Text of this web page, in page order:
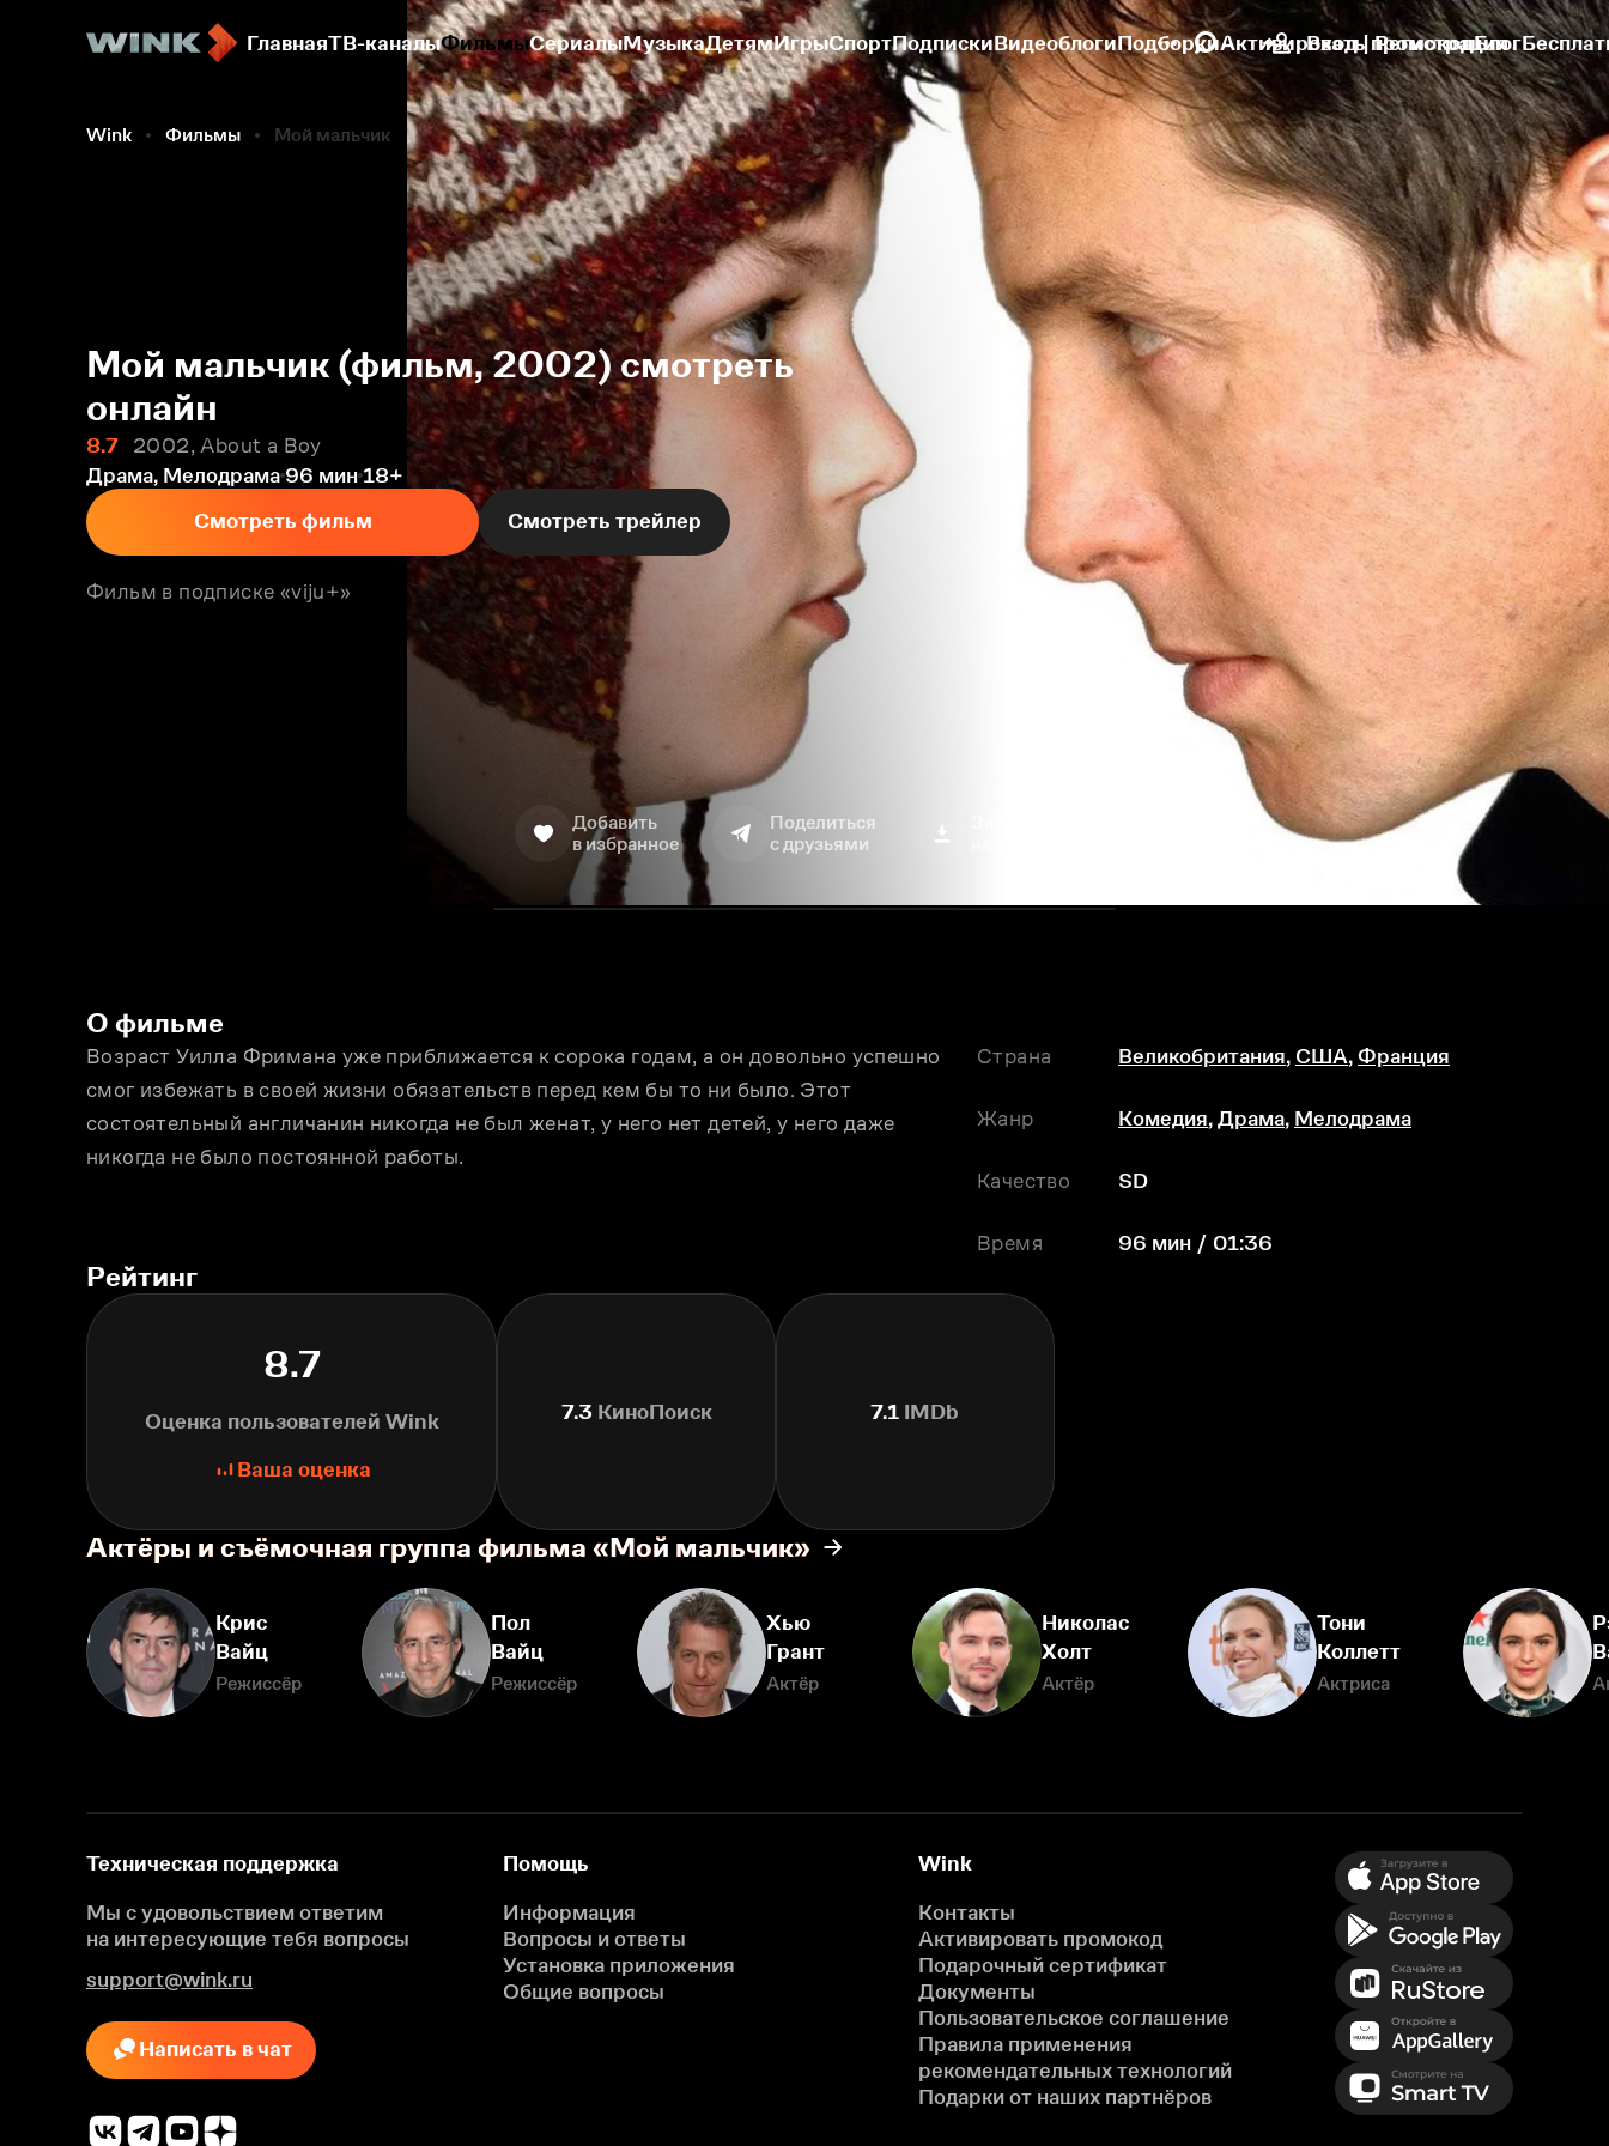
ГлавнаяТВ-каналыФильмыСериалыМузыкаДетямИгрыСпортПодпискиВидеоблогиПодборкиАктивировать промокодБлог
Вход | Регистрация
Wink Фильмы Мой мальчик
Мой мальчик (фильм, 2002) смотреть
онлайн
8.7
2002, About a Boy
Драма, Мелодрама 96 мин 18+
Смотреть фильм
Смотреть трейлер
Фильм в подписке «viju+»
Добавить
в избранное
Поделиться
с друзьями
О фильме
Возраст Уилла Фримана уже приближается к сорока годам, а он довольно успешно
смог избежать в своей жизни обязательств перед кем бы то ни было. Этот
состоятельный англичанин никогда не был женат, у него нет детей, у него даже
никогда не было постоянной работы.
Страна Великобритания, США, Франция
Жанр Комедия, Драма, Мелодрама
Качество SD
Время 96 мин / 01:36
Рейтинг
8.7
Оценка пользователей Wink
Ваша оценка
7.3 КиноПоиск 7.1 IMDb
Актёры и съёмочная группа фильма «Мой мальчик»
Крис
Вайц
Режиссёр
Пол
Вайц
Режиссёр
Хью
Грант
Актёр
Николас
Холт
Актёр
Тони
Коллетт
Актриса
Техническая поддержка
Мы с удовольствием ответим
на интересующие тебя вопросы
support@wink.ru
Написать в чат
Помощь
Информация
Вопросы и ответы
Установка приложения
Общие вопросы
Wink
Контакты
Активировать промокод
Подарочный сертификат
Документы
Пользовательское соглашение
Правила применения
рекомендательных технологий
Подарки от наших партнёров